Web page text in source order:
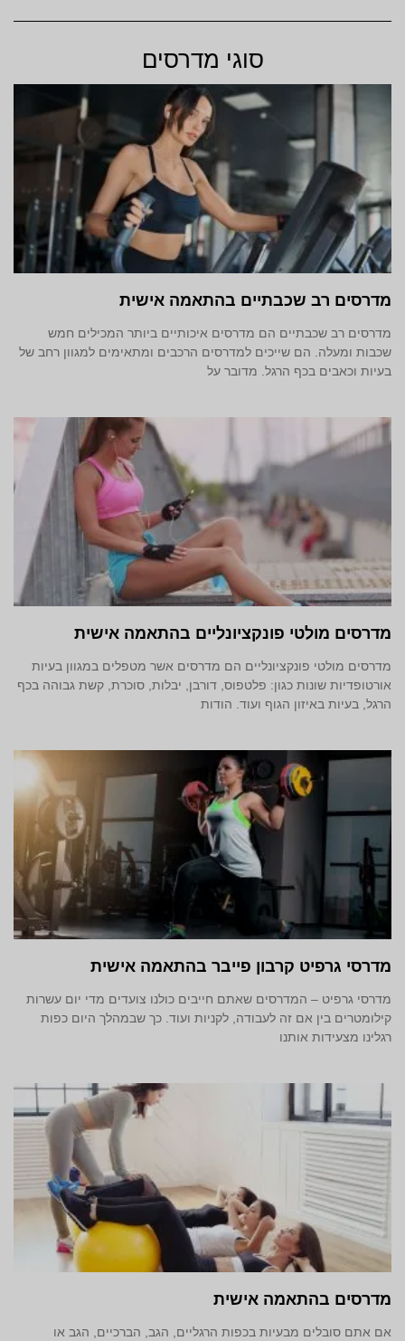
סוגי מדרסים
מדרסים רב שכבתיים בהתאמה אישית
מדרסים רב שכבתיים הם מדרסים איכותיים ביותר המכילים חמש
שכבות ומעלה. הם שייכים למדרסים הרכבים ומתאימים למגוון רחב של
בעיות וכאבים בכף הרגל. מדובר על
מדרסים מולטי פונקציונליים בהתאמה אישית
מדרסים מולטי פונקציונליים הם מדרסים אשר מטפלים במגוון בעיות
אורטופדיות שונות כגון: פלטפוס, דורבן, יבלות, סוכרת, קשת גבוהה בכף
הרגל, בעיות באיזון הגוף ועוד. הודות
מדרסי גרפיט קרבון פייבר בהתאמה אישית
מדרסי גרפיט – המדרסים שאתם חייבים כולנו צועדים מדי יום עשרות
קילומטרים בין אם זה לעבודה, לקניות ועוד. כך שבמהלך היום כפות
רגלינו מצעידות אותנו
מדרסים בהתאמה אישית
אם אתם סובלים מבעיות בכפות הרגליים, הגב, הברכיים, הגב או